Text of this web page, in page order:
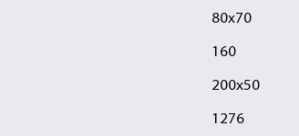
80х70
160
200х50
1276